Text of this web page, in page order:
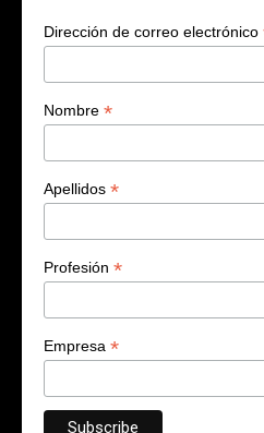
Dirección de correo electrónico
Nombre *
Apellidos *
Profesión *
Empresa *